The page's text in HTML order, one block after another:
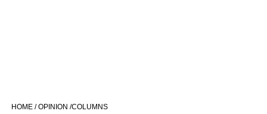
HOME /OPINION /COLUMNS